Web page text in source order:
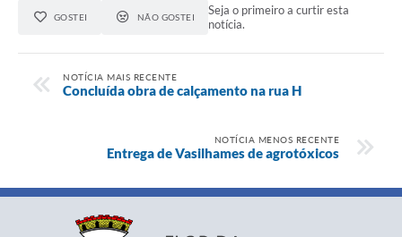
GOSTEI NÃO GOSTEI
Seja o primeiro a curtir esta
notícia.
NOTÍCIA MAIS RECENTE
Concluída obra de calçamento na rua H
NOTÍCIA MENOS RECENTE
Entrega de Vasilhames de agrotóxicos